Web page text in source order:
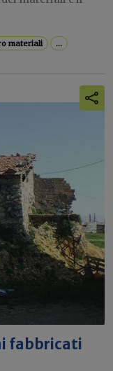
materiali ...
fabbricati